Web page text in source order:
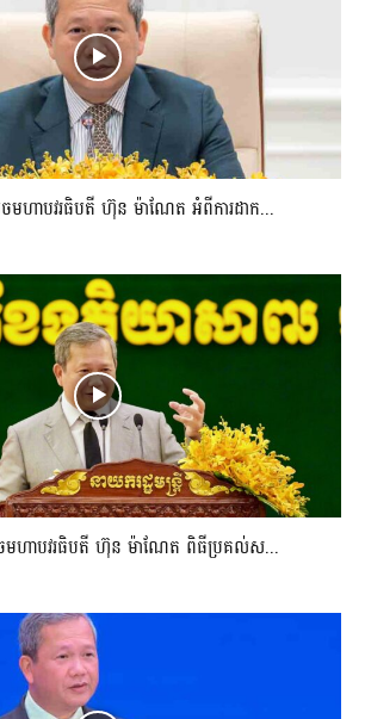
ហាបវរធិបតី ហ៊ុន ម៉ាណែត អំពីការដាក...
មហាបវរធិបតី ហ៊ុន ម៉ាណែត ពិធីប្រគល់ស...